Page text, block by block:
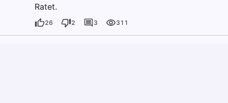
Ratet.
26 2 3 311